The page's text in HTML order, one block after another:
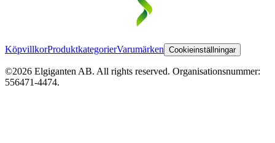
KöpvillkorProduktkategorierVarumärken Cookieinställningar
©2026 Elgiganten AB. All rights reserved. Organisationsnummer:
556471-4474.